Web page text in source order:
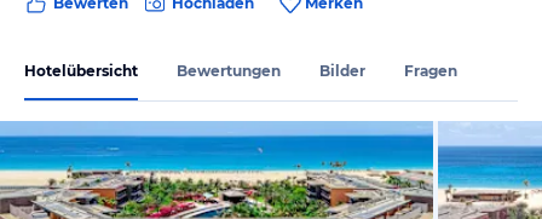
Hotelübersicht Bewertungen Bilder Fragen